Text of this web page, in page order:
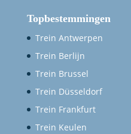
Topbestemmingen
Trein Antwerpen
Trein Berlijn
Trein Brussel
Trein Düsseldorf
Trein Frankfurt
Trein Keulen